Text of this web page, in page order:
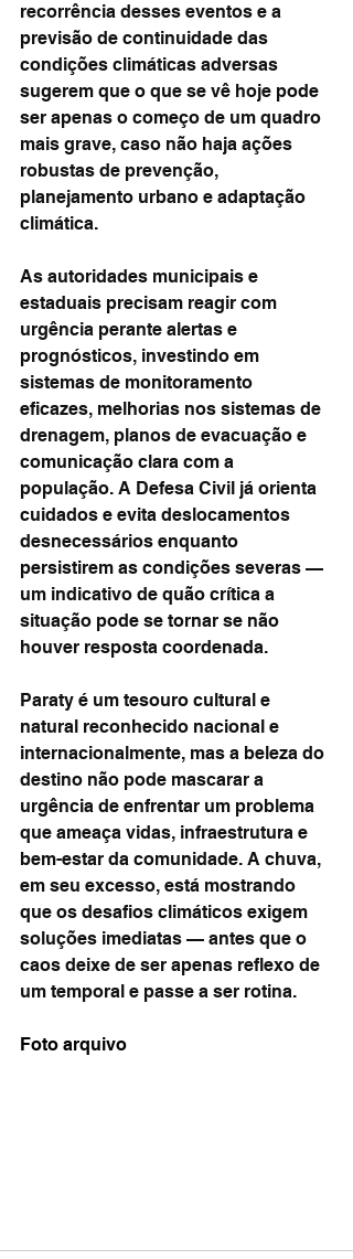
recorrência desses eventos e a
previsão de continuidade das
condições climáticas adversas
sugerem que o que se vê hoje pode
ser apenas o começo de um quadro
mais grave, caso não haja ações
robustas de prevenção,
planejamento urbano e adaptação
climática.
As autoridades municipais e
estaduais precisam reagir com
urgência perante alertas e
prognósticos, investindo em
sistemas de monitoramento
eficazes, melhorias nos sistemas de
drenagem, planos de evacuação e
comunicação clara com a
população. A Defesa Civil já orienta
cuidados e evita deslocamentos
desnecessários enquanto
persistirem as condições severas —
um indicativo de quão crítica a
situação pode se tornar se não
houver resposta coordenada.
Paraty é um tesouro cultural e
natural reconhecido nacional e
internacionalmente, mas a beleza do
destino não pode mascarar a
urgência de enfrentar um problema
que ameaça vidas, infraestrutura e
bem-estar da comunidade. A chuva,
em seu excesso, está mostrando
que os desafios climáticos exigem
soluções imediatas — antes que o
caos deixe de ser apenas reflexo de
um temporal e passe a ser rotina.
Foto arquivo